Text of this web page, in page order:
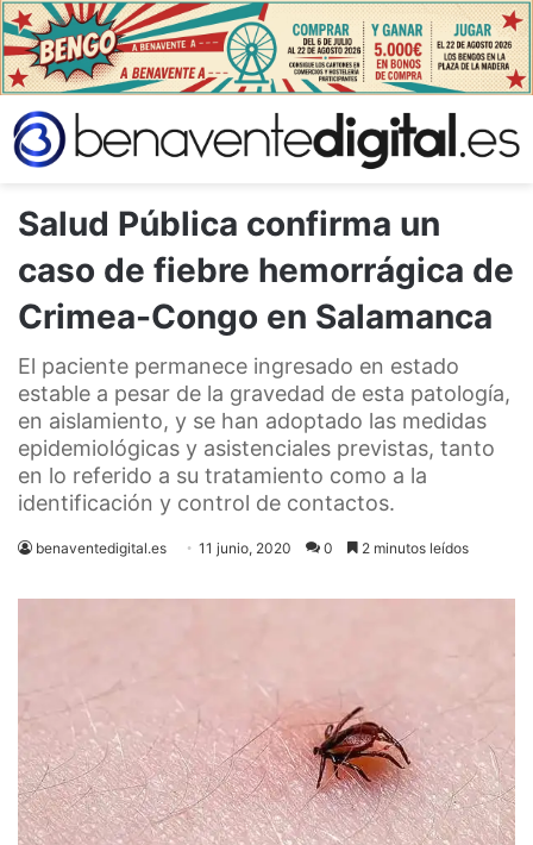
Salud Pública confirma un
caso de fiebre hemorrágica de
Crimea-Congo en Salamanca
El paciente permanece ingresado en estado
estable a pesar de la gravedad de esta patología,
en aislamiento, y se han adoptado las medidas
epidemiológicas y asistenciales previstas, tanto
en lo referido a su tratamiento como a la
identificación y control de contactos.
benaventedigital.es 11 junio, 2020 0 2 minutos leídos